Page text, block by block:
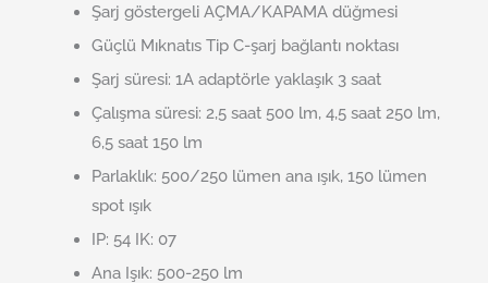
Şarj göstergeli AÇMA/KAPAMA düğmesi
Güçlü Mıknatıs Tip C-şarj bağlantı noktası
Şarj süresi: 1A adaptörle yaklaşık 3 saat
Çalışma süresi: 2,5 saat 500 lm, 4,5 saat 250 lm,
6,5 saat 150 lm
Parlaklık: 500/250 lümen ana ışık, 150 lümen
spot ışık
IP: 54 IK: 07
Ana Işık: 500-250 lm